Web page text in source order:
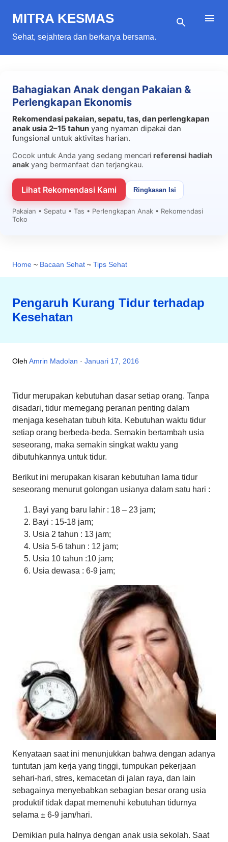
Langsung ke konten utama
MITRA KESMAS
Sehat, sejahtera dan berkarya bersama.
Bahagiakan Anak dengan Pakaian &
Perlengkapan Ekonomis
Rekomendasi pakaian, sepatu, tas, dan perlengkapan
anak usia 2–15 tahun yang nyaman dipakai dan
fungsional untuk aktivitas harian.
Cocok untuk Anda yang sedang mencari referensi hadiah
anak yang bermanfaat dan terjangkau.
Lihat Rekomendasi Kami Ringkasan Isi
Pakaian • Sepatu • Tas • Perlengkapan Anak • Rekomendasi
Toko
Home ~ Bacaan Sehat ~ Tips Sehat
Pengaruh Kurang Tidur terhadap
Kesehatan
Oleh Amrin Madolan Januari 17, 2016
Tidur merupakan kebutuhan dasar setiap orang. Tanpa
disadari, tidur memegang peranan penting dalam
menjaga kesehatan tubuh kita. Kebutuhan waktu tidur
setiap orang berbeda-beda. Semakin bertambah usia
seseorang, maka semakin singkat waktu yang
dibutuhkannya untuk tidur.
Berikut ini merupakan kisaran kebutuhan lama tidur
seseorang menurut golongan usianya dalam satu hari :
Bayi yang baru lahir : 18 – 23 jam;
Bayi : 15-18 jam;
Usia 2 tahun : 13 jam;
Usia 5-6 tahun : 12 jam;
Usia 10 tahun :10 jam;
Usia dewasa : 6-9 jam;
Kenyataan saat ini menunjukkan bahwa dengan adanya
tuntutan jam kerja yang tinggi, tumpukan pekerjaan
sehari-hari, stres, kemacetan di jalan raya, dan lain
sebagainya menyebabkan sebagian besar orang usia
produktif tidak dapat memenuhi kebutuhan tidurnya
selama ± 6-9 jam/hari.
Demikian pula halnya dengan anak usia sekolah. Saat